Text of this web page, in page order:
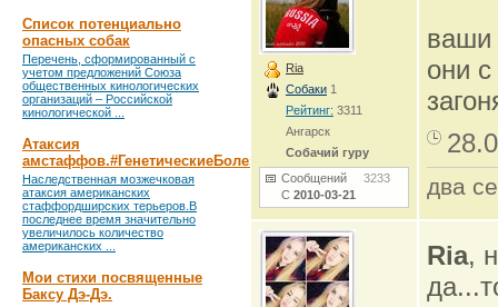
Список потенциально
опасных собак
Перечень, сформированный с
учетом предложений Союза
общественных кинологических
организаций – Российской
кинологической ...
Атаксия
амстаффов.#ГенетическиеБолезни
Наследственная мозжечковая
атаксия американских
стаффордширских терьеров.В
последнее время значительно
увеличилось количество
американских ...
Мои стихи посвященные
Баксу Дэ-Дэ.
Ria
Собаки 1
Рейтинг: 3311
Ангарск
Собачий гуру
Сообщений 3233
С 2010-03-21
ваши
они
два
Ria,